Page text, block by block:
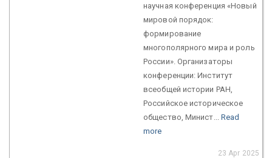
научная конференция «Новый
мировой порядок:
формирование
многополярного мира и роль
России». Организаторы
конференции: Институт
всеобщей истории РАН,
Российское историческое
общество, Минист... Read
more
23 Apr 2025